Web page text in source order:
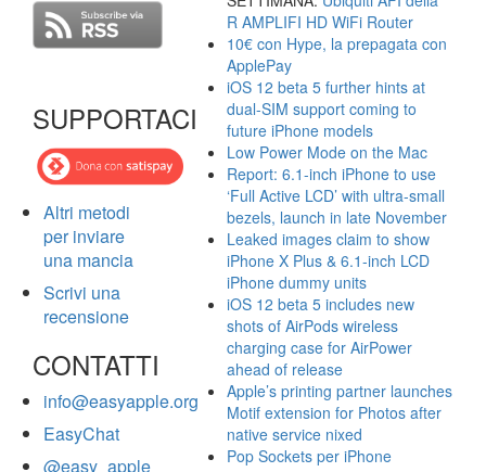
SUPPORTACI
Altri metodi
per inviare
una mancia
Scrivi una
recensione
CONTATTI
info@easyapple.org
EasyChat
@easy_apple
R AMPLIFI HD WiFi Router
10€ con Hype, la prepagata con
ApplePay
iOS 12 beta 5 further hints at
dual-SIM support coming to
future iPhone models
Low Power Mode on the Mac
Report: 6.1-inch iPhone to use
‘Full Active LCD’ with ultra-small
bezels, launch in late November
Leaked images claim to show
iPhone X Plus & 6.1-inch LCD
iPhone dummy units
iOS 12 beta 5 includes new
shots of AirPods wireless
charging case for AirPower
ahead of release
Apple’s printing partner launches
Motif extension for Photos after
native service nixed
Pop Sockets per iPhone